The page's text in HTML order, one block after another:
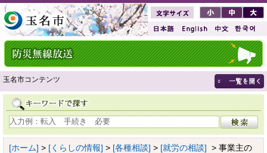
玉名市コンテンツ
[ホーム] > [くらしの情報] > [各種相談] > [就労の相談] > 事業主の